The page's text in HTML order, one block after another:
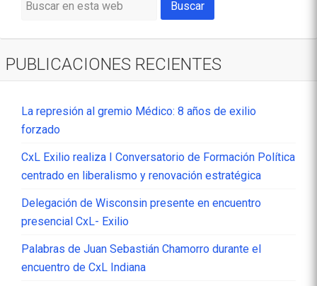
PUBLICACIONES RECIENTES
La represión al gremio Médico: 8 años de exilio
forzado
CxL Exilio realiza I Conversatorio de Formación Política
centrado en liberalismo y renovación estratégica
Delegación de Wisconsin presente en encuentro
presencial CxL- Exilio
Palabras de Juan Sebastián Chamorro durante el
encuentro de CxL Indiana